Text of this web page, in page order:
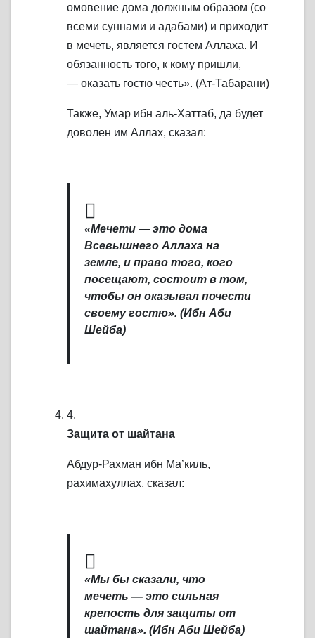
омовение дома должным образом (со
всеми суннами и адабами) и приходит
в мечеть, является гостем Аллаха. И
обязанность того, к кому пришли,
— оказать гостю честь». (Ат-Табарани)
Также, Умар ибн аль-Хаттаб, да будет
доволен им Аллах, сказал:
«Мечети — это дома
Всевышнего Аллаха на
земле, и право того, кого
посещают, состоит в том,
чтобы он оказывал почести
своему гостю». (Ибн Аби
Шейба)
4.
Защита от шайтана
Абдур-Рахман ибн Ма’киль,
рахимахуллах, сказал:
«Мы бы сказали, что
мечеть — это сильная
крепость для защиты от
шайтана». (Ибн Аби Шейба)